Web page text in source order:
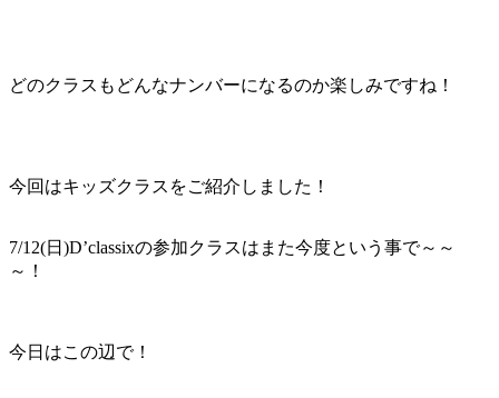
どのクラスもどんなナンバーになるのか楽しみですね！
今回はキッズクラスをご紹介しました！
7/12(日)D’classixの参加クラスはまた今度という事で～～
～！
今日はこの辺で！